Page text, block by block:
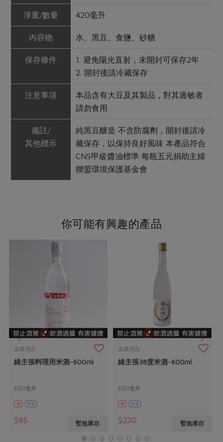
淨重/數量 420毫升
內容物 水、黑豆、食鹽、砂糖
保存條件
1. 避免陽光直射，未開封可保存2年
2. 開封後請冷藏保存
注意事項
本品含有大豆及其製品，對其過敏者
請勿食用
備註/
其他標示
純黑豆釀造 不含防腐劑，開封後請冷
藏保存，以保持良好風味 本產品符合
CNS甲級醬油標準 每瓶五元捐助主婦
聯盟環境保護基金會
你可能有興趣的產品
嘉農酒莊
綠主張料理用米酒-600ml
600毫升
葷 常溫
$85 暫無庫存
嘉農酒莊
綠主張38度米酒-600ml
600毫升
葷 常溫
$220 暫無庫存